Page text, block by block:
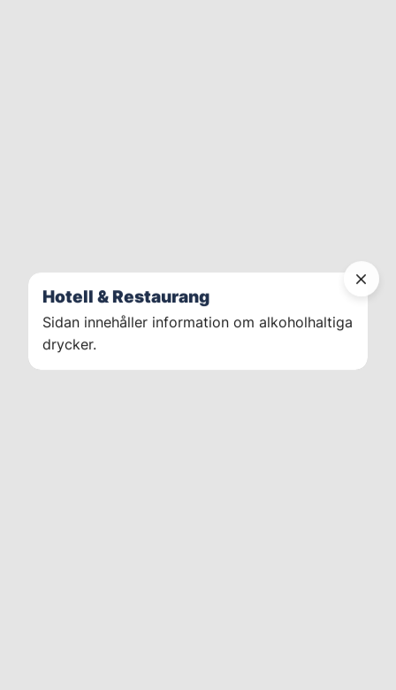
Hotell & Restaurang
Sidan innehåller information om alkoholhaltiga
drycker.